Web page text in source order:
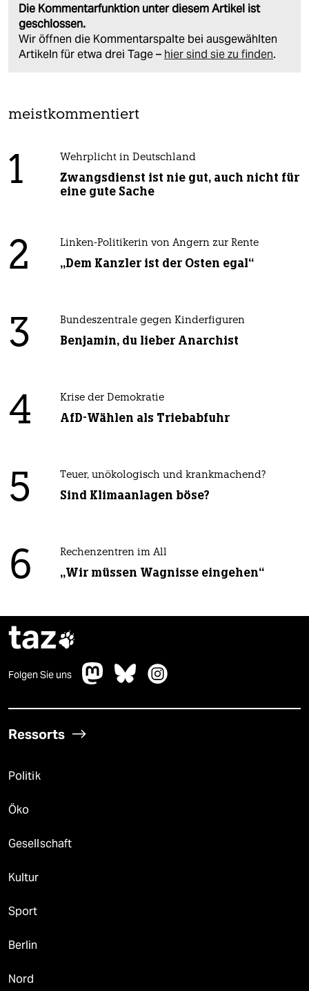
Die Kommentarfunktion unter diesem Artikel ist
geschlossen.
Wir öffnen die Kommentarspalte bei ausgewählten
Artikeln für etwa drei Tage – hier sind sie zu finden.
meistkommentiert
1 Wehrplicht in Deutschland
Zwangsdienst ist nie gut, auch nicht für
eine gute Sache
2 Linken-Politikerin von Angern zur Rente
„Dem Kanzler ist der Osten egal“
3 Bundeszentrale gegen Kinderfiguren
Benjamin, du lieber Anarchist
4 Krise der Demokratie
AfD-Wählen als Triebabfuhr
5 Teuer, unökologisch und krankmachend?
Sind Klimaanlagen böse?
6 Rechenzentren im All
„Wir müssen Wagnisse eingehen“
taz
Folgen Sie uns
Ressorts
Politik
Öko
Gesellschaft
Kultur
Sport
Berlin
Nord